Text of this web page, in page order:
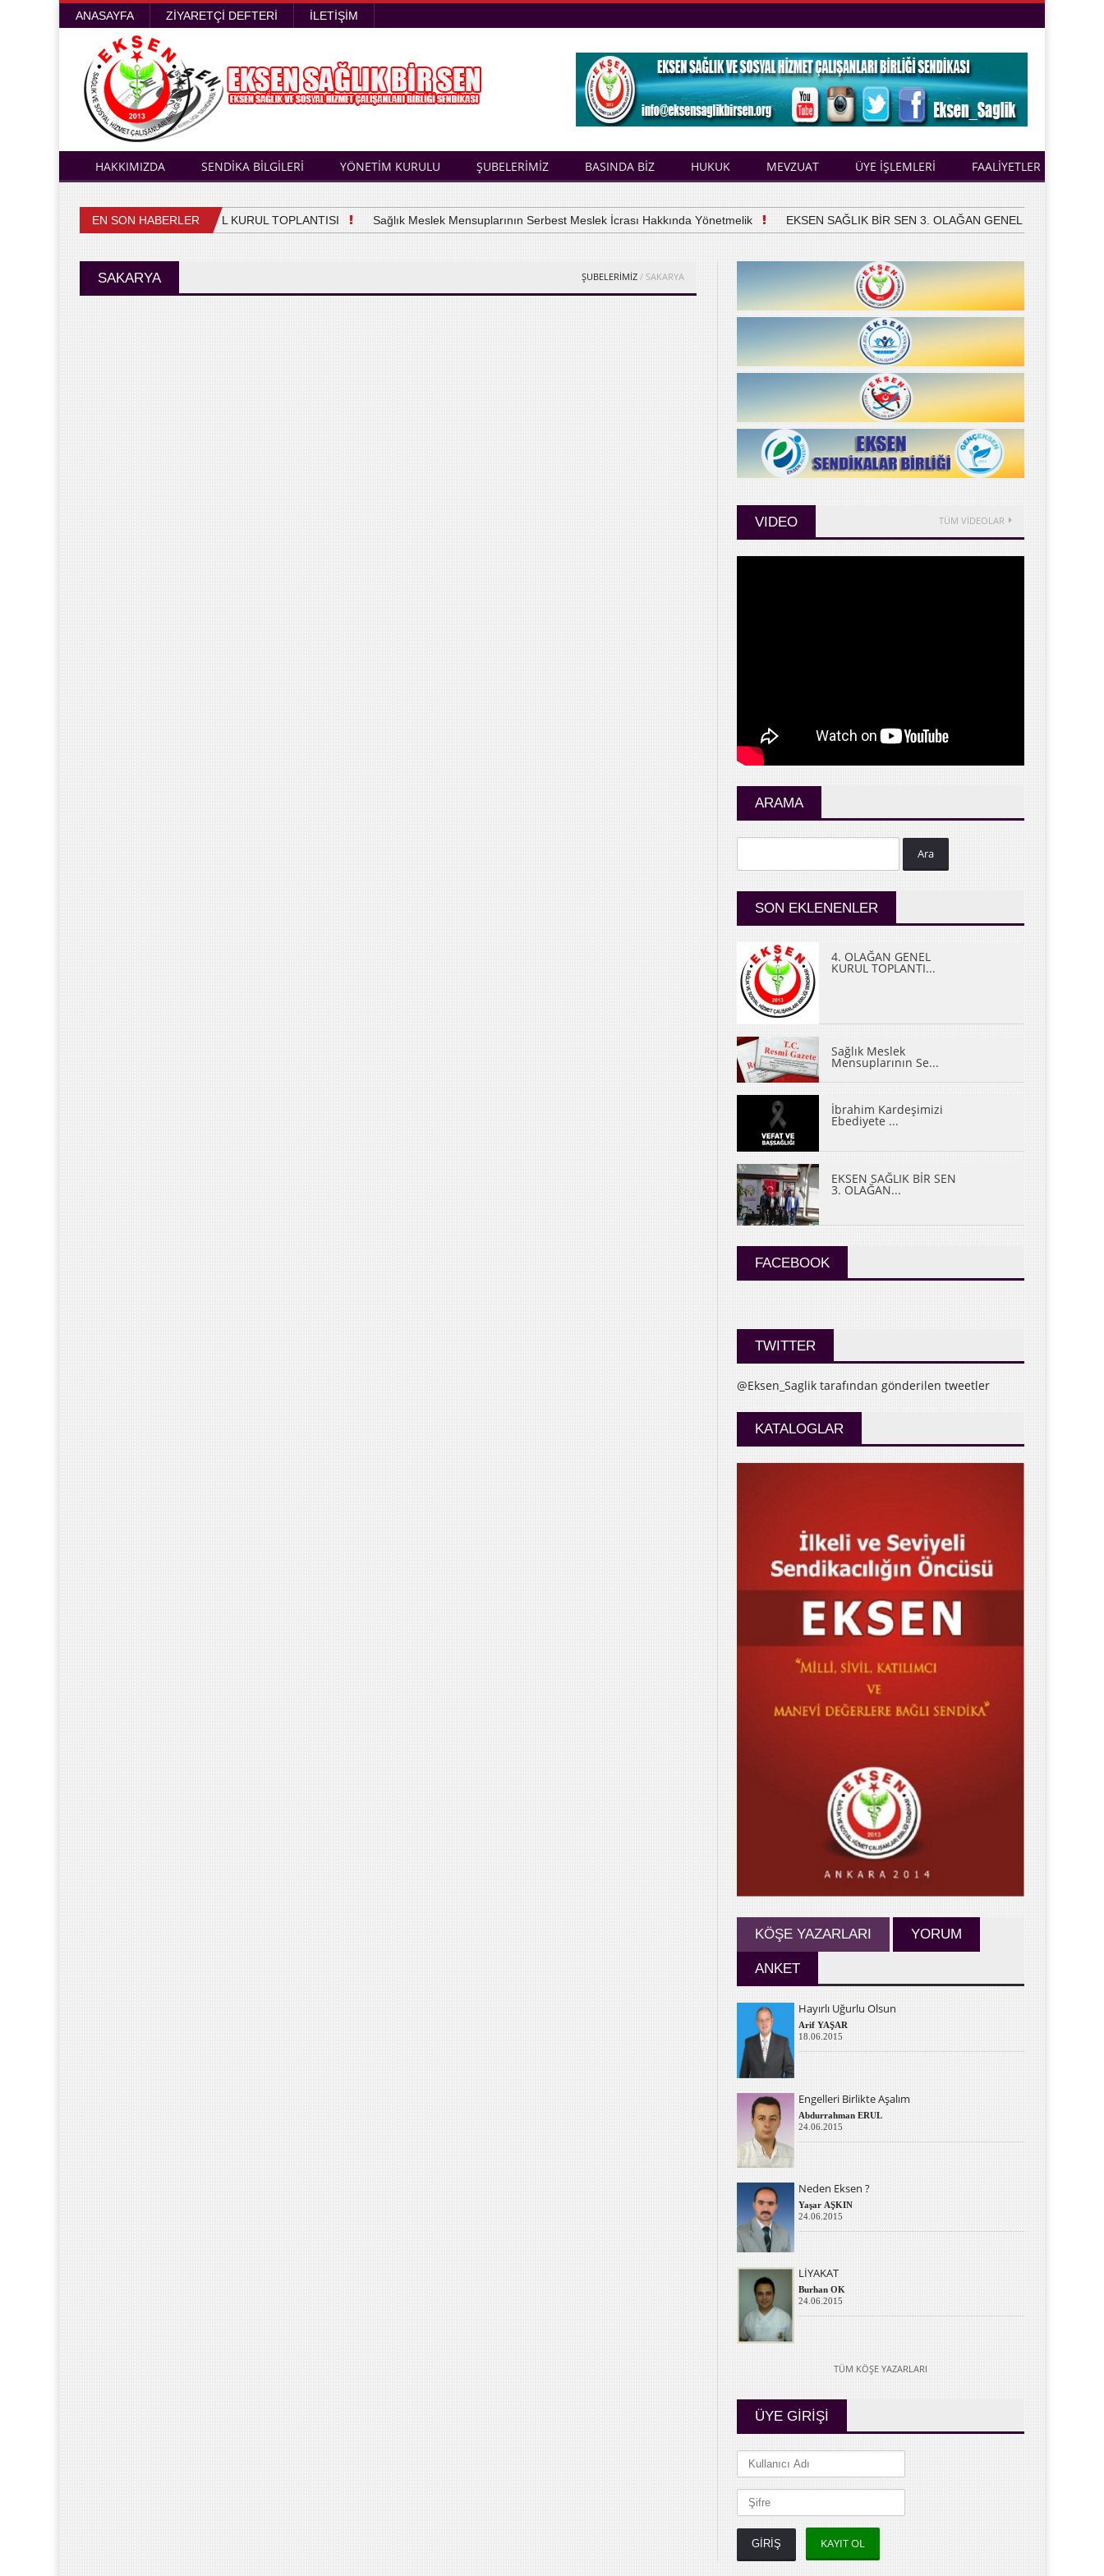
ANASAYFA ZIYARETÇI DEFTERI İLETIŞIM
HAKKIMIZDA SENDİKA BİLGİLERİ YÖNETİM KURULU ŞUBELERİMİZ BASINDA BİZ HUKUK MEVZUAT ÜYE İŞLEMLERİ FAALİYETLER
EN SON HABERLER
4. OLAĞAN GENEL KURUL TOPLANTISI Sağlık Meslek Mensuplarının Serbest Meslek İcrası Hakkında Yönetmelik EKSEN SAĞLIK BİR SEN 3. OLAĞAN GENEL KURULUNU YAPTI
SAKARYA ŞUBELERİMİZ / SAKARYA
VIDEO TÜM VİDEOLAR
ARAMA
Ara
SON EKLENENLER
4. OLAĞAN GENEL
KURUL TOPLANTI...
Sağlık Meslek
Mensuplarının Se...
İbrahim Kardeşimizi
Ebediyete ...
EKSEN SAĞLIK BİR SEN
3. OLAĞAN...
FACEBOOK
TWITTER
@Eksen_Saglik tarafından gönderilen tweetler
KATALOGLAR
KÖŞE YAZARLARI YORUM
ANKET
Hayırlı Uğurlu Olsun
Arif YAŞAR
18.06.2015
Engelleri Birlikte Aşalım
Abdurrahman ERUL
24.06.2015
Neden Eksen ?
Yaşar AŞKIN
24.06.2015
LİYAKAT
Burhan OK
24.06.2015
TÜM KÖŞE YAZARLARI
ÜYE GİRİŞİ
KAYIT OL